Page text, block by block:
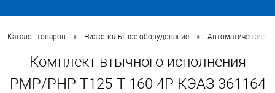
Каталог товаров • Низковольтное оборудование • Автоматические
Комплект втычного исполнения
PMP/PHP T125-T 160 4P КЭАЗ 361164